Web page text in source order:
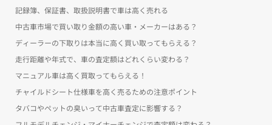
記録簿、保証書、取扱説明書で車は高く売れる
中古車市場で買い取り金額の高い車・メーカーはある？
ディーラーの下取りは本当に高く買い取ってもらえる？
走行距離や年式で、車の査定額はどれくらい変わる？
マニュアル車は高く買取ってもらえる！
チャイルドシート仕様車を高く売るための注意ポイント
タバコやペットの臭いって中古車査定に影響する？